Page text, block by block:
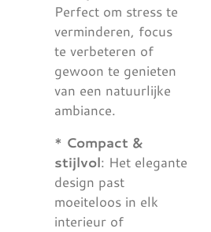
Perfect om stress te
verminderen, focus
te verbeteren of
gewoon te genieten
van een natuurlijke
ambiance.
* Compact &
stijlvol: Het elegante
design past
moeiteloos in elk
interieur of